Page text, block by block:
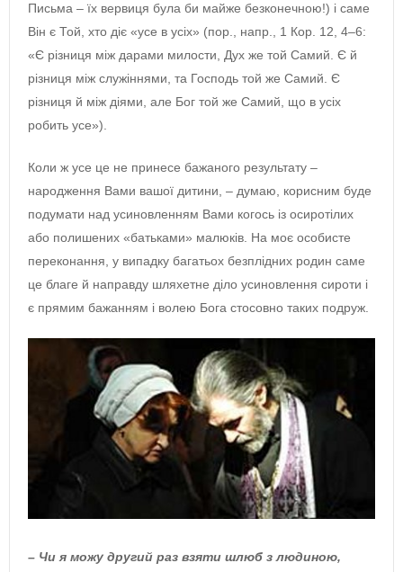
Письма – їх вервиця була би майже безконечною!) і саме
Він є Той, хто діє «усе в усіх» (пор., напр., 1 Кор. 12, 4–6:
«Є різниця між дарами милости, Дух же той Самий. Є й
різниця між служіннями, та Господь той же Самий. Є
різниця й між діями, але Бог той же Самий, що в усіх
робить усе»).
Коли ж усе це не принесе бажаного результату –
народження Вами вашої дитини, – думаю, корисним буде
подумати над усиновленням Вами когось із осиротілих
або полишених «батьками» малюків. На моє особисте
переконання, у випадку багатьох безплідних родин саме
це благе й направду шляхетне діло усиновлення сироти і
є прямим бажанням і волею Бога стосовно таких подруж.
– Чи я можу другий раз взяти шлюб з людиною,